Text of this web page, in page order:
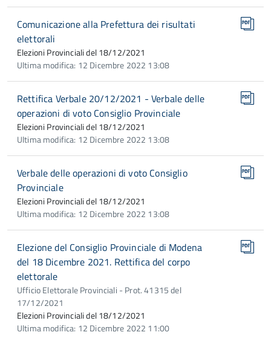
Comunicazione alla Prefettura dei risultati
elettorali
Elezioni Provinciali del 18/12/2021
Ultima modifica: 12 Dicembre 2022 13:08
Rettifica Verbale 20/12/2021 - Verbale delle
operazioni di voto Consiglio Provinciale
Elezioni Provinciali del 18/12/2021
Ultima modifica: 12 Dicembre 2022 13:08
Verbale delle operazioni di voto Consiglio
Provinciale
Elezioni Provinciali del 18/12/2021
Ultima modifica: 12 Dicembre 2022 13:08
Elezione del Consiglio Provinciale di Modena
del 18 Dicembre 2021. Rettifica del corpo
elettorale
Ufficio Elettorale Provinciali - Prot. 41315 del
17/12/2021
Elezioni Provinciali del 18/12/2021
Ultima modifica: 12 Dicembre 2022 11:00